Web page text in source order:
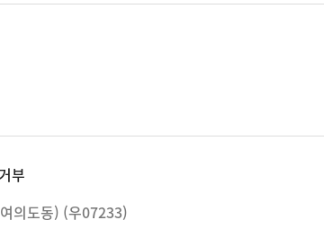
부
의도동) (우07233)